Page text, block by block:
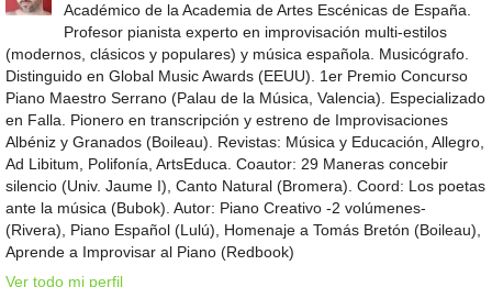
Académico de la Academia de Artes Escénicas de España.
Profesor pianista experto en improvisación multi-estilos
(modernos, clásicos y populares) y música española. Musicógrafo.
Distinguido en Global Music Awards (EEUU). 1er Premio Concurso
Piano Maestro Serrano (Palau de la Música, Valencia). Especializado
en Falla. Pionero en transcripción y estreno de Improvisaciones
Albéniz y Granados (Boileau). Revistas: Música y Educación, Allegro,
Ad Libitum, Polifonía, ArtsEduca. Coautor: 29 Maneras concebir
silencio (Univ. Jaume I), Canto Natural (Bromera). Coord: Los poetas
ante la música (Bubok). Autor: Piano Creativo -2 volúmenes-
(Rivera), Piano Español (Lulú), Homenaje a Tomás Bretón (Boileau),
Aprende a Improvisar al Piano (Redbook)
Ver todo mi perfil